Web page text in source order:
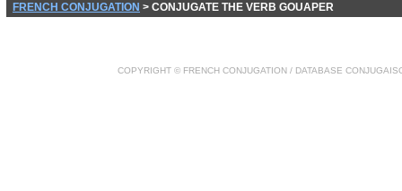
FRENCH CONJUGATION > CONJUGATE THE VERB GOUAPER
COPYRIGHT © FRENCH CONJUGATION / DATABASE